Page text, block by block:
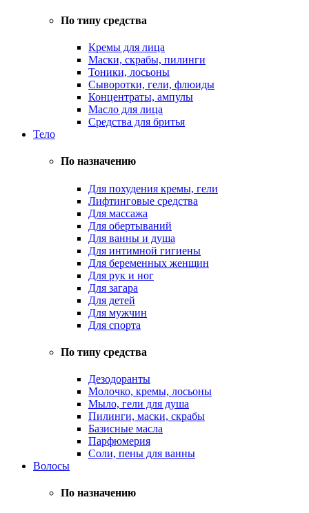
По типу средства
Кремы для лица
Маски, скрабы, пилинги
Тоники, лосьоны
Сыворотки, гели, флюиды
Концентраты, ампулы
Масло для лица
Средства для бритья
Тело
По назначению
Для похудения кремы, гели
Лифтинговые средства
Для массажа
Для обертываний
Для ванны и душа
Для интимной гигиены
Для беременных женщин
Для рук и ног
Для загара
Для детей
Для мужчин
Для спорта
По типу средства
Дезодоранты
Молочко, кремы, лосьоны
Мыло, гели для душа
Пилинги, маски, скрабы
Базисные масла
Парфюмерия
Соли, пены для ванны
Волосы
По назначению